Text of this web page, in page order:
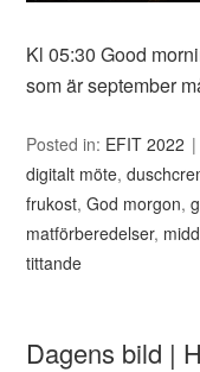
Kl 05:30 Good
som är september
Posted in: EFIT 2022
digitalt möte,
frukost,God morgon,
matförberedelser,
tittande
Dagens bild |